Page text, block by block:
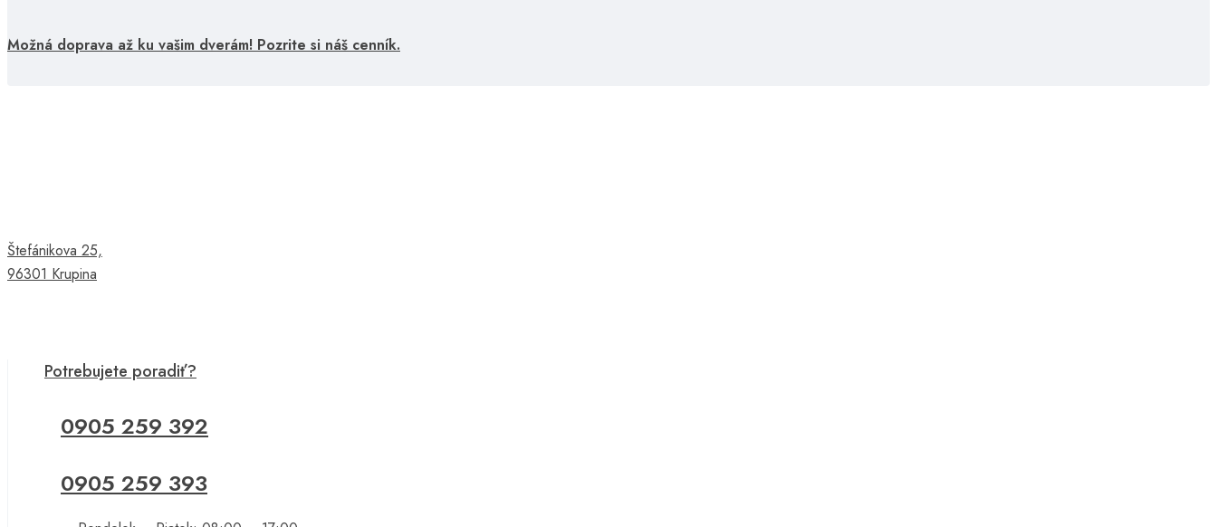
Možná doprava až ku vašim dverám! Pozrite si náš cenník.
Štefánikova 25,
96301 Krupina
Potrebujete poradiť?
0905 259 392
0905 259 393